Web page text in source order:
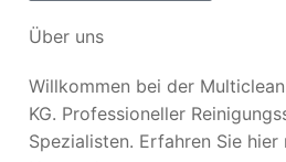
Über uns
Willkommen bei der
KG. Professioneller
Spezialisten. Erfahren Sie hier